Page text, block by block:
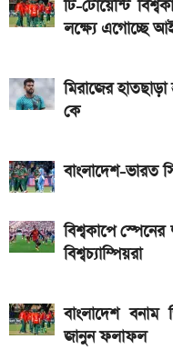
২ বছর পিছিয়ে যেতে
জানুন ফলাফল
তারিখ
টি-টোয়েন্টি
লক্ষ্যে এগোচ্ছে
মিরাজের
কে
বাংলাদেশ-ভারত
বিশ্বকাপে
বিশ্বচ্যাম্পিয়রা
বাংলাদেশ বনাম
জানুন ফলাফল